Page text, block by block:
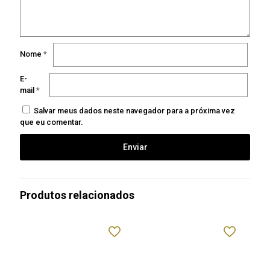
Nome *
E-
mail *
Salvar meus dados neste navegador para a próxima vez
que eu comentar.
Produtos relacionados